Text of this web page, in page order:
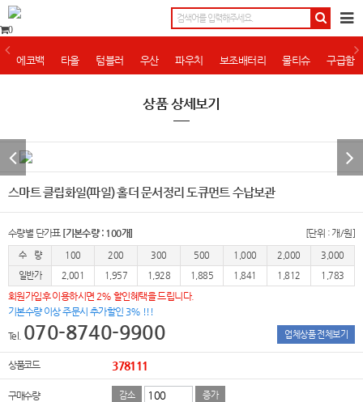
0
에코백 타올 텀블러 우산 파우치 보조배터리 물티슈 구급함
상품 상세보기
스마트 클립화일(파일) 홀더 문서정리 도큐먼트 수납보관
수량별 단가표 [기본수량 : 100개] [단위 : 개/원]
수 량 100 200 300 500 1,000 2,000
3,000
일반가
2,001 1,957 1,928 1,885 1,841 1,812 1,783
회원가입후 이용하시면 2% 할인혜택을 드립니다.
기본수량 이상 주문시 추가할인 3% !!!
Tel. 070-8740-9900 업체상품 전체보기
상품코드 378111
구매수량 감소 증가